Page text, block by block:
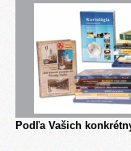
Podľa Vašich